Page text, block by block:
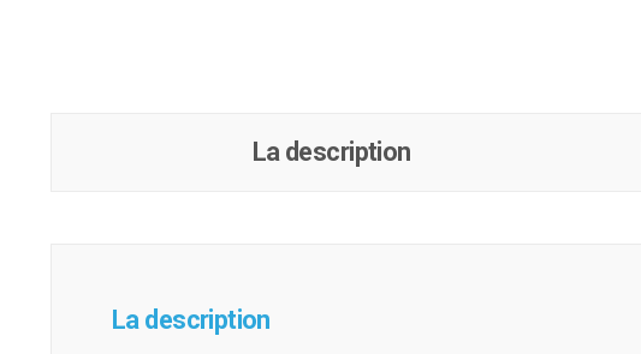
La description
La description